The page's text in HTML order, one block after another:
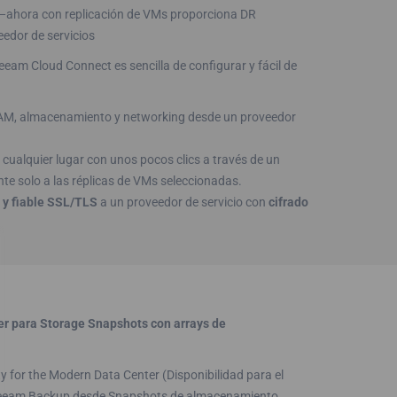
con replicación de VMs proporciona DR
de servicios
Cloud Connect es sencilla de configurar y fácil de
almacenamiento y networking desde un proveedor
lugar con unos pocos clics a través de un
solo a las réplicas de VMs seleccionadas.
fiable SSL/TLS a un proveedor de servicio con cifrado
para Storage Snapshots con arrays de
for the Modern Data Center (Disponibilidad para el